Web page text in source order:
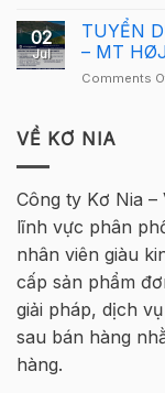
02
Jul
TUYỂN
– MT
Comments
VỀ KƠ NIA
Công ty Kơ Nia
lĩnh vực phân
nhân viên giàu
cấp sản phẩm
giải pháp, dịch
sau bán hàng
hàng.